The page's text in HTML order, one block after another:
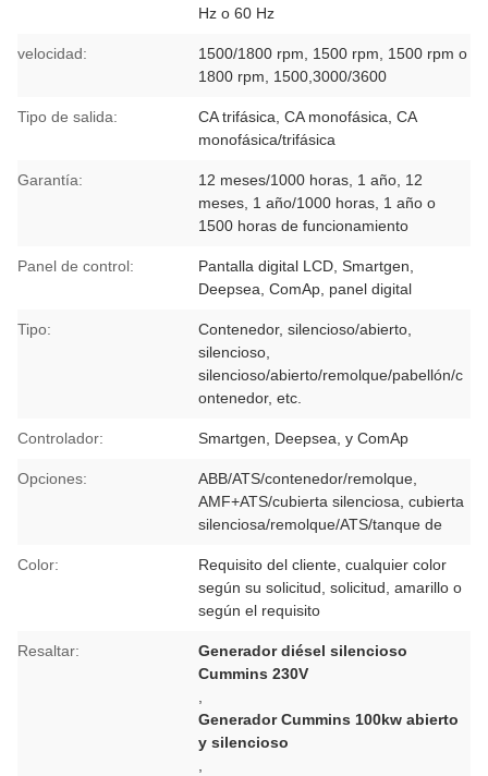
Hz o 60 Hz
velocidad:
1500/1800 rpm, 1500 rpm, 1500 rpm o
1800 rpm, 1500,3000/3600
Tipo de salida:
CA trifásica, CA monofásica, CA
monofásica/trifásica
Garantía:
12 meses/1000 horas, 1 año, 12
meses, 1 año/1000 horas, 1 año o
1500 horas de funcionamiento
Panel de control:
Pantalla digital LCD, Smartgen,
Deepsea, ComAp, panel digital
Tipo:
Contenedor, silencioso/abierto,
silencioso,
silencioso/abierto/remolque/pabellón/c
ontenedor, etc.
Controlador: Smartgen, Deepsea, y ComAp
Opciones:
ABB/ATS/contenedor/remolque,
AMF+ATS/cubierta silenciosa, cubierta
silenciosa/remolque/ATS/tanque de
Color:
Requisito del cliente, cualquier color
según su solicitud, solicitud, amarillo o
según el requisito
Resaltar:
Generador diésel silencioso
Cummins 230V
Generador Cummins 100kw abierto
y silencioso